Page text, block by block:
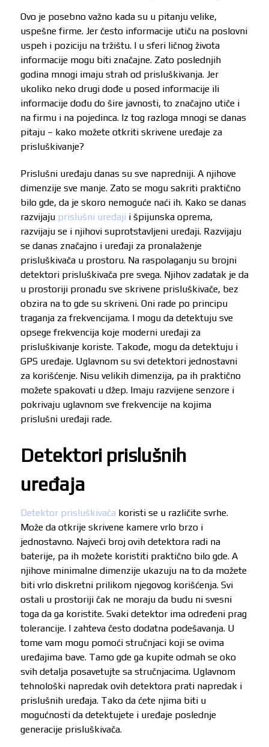
Ovo je posebno važno kada su u pitanju velike,
uspešne firme. Jer često informacije utiču na poslovni
uspeh i poziciju na tržištu. I u sferi ličnog života
informacije mogu biti značajne. Zato poslednjih
godina mnogi imaju strah od prisluškivanja. Jer
ukoliko neko drugi dođe u posed informacije ili
informacije dođu do šire javnosti, to značajno utiče i
na firmu i na pojedinca. Iz tog razloga mnogi se danas
pitaju – kako možete otkriti skrivene uređaje za
prisluškivanje?
Prislušni uređaju danas su sve napredniji. A njihove
dimenzije sve manje. Zato se mogu sakriti praktično
bilo gde, da je skoro nemoguće naći ih. Kako se danas
razvijaju prislušni uređaji i špijunska oprema,
razvijaju se i njihovi suprotstavljeni uređaji. Razvijaju
se danas značajno i uređaji za pronalaženje
prisluškivača u prostoru. Na raspolaganju su brojni
detektori prisluškivača pre svega. Njihov zadatak je da
u prostoriji pronađu sve skrivene prisluškivače, bez
obzira na to gde su skriveni. Oni rade po principu
traganja za frekvencijama. I mogu da detektuju sve
opsege frekvencija koje moderni uređaji za
prisluškivanje koriste. Takođe, mogu da detektuju i
GPS uređaje. Uglavnom su svi detektori jednostavni
za korišćenje. Nisu velikih dimenzija, pa ih praktično
možete spakovati u džep. Imaju razvijene senzore i
pokrivaju uglavnom sve frekvencije na kojima
prislušni uređaji rade.
Detektori prislušnih
uređaja
Detektor prisluškivača koristi se u različite svrhe.
Može da otkrije skrivene kamere vrlo brzo i
jednostavno. Najveći broj ovih detektora radi na
baterije, pa ih možete koristiti praktično bilo gde. A
njihove minimalne dimenzije ukazuju na to da možete
biti vrlo diskretni prilikom njegovog korišćenja. Svi
ostali u prostoriji čak ne moraju da budu ni svesni
toga da ga koristite. Svaki detektor ima određeni prag
tolerancije. I zahteva često dodatna podešavanja. U
tome vam mogu pomoći stručnjaci koji se ovima
uređajima bave. Tamo gde ga kupite odmah se oko
svih detalja posavetujte sa stručnjacima. Uglavnom
tehnološki napredak ovih detektora prati napredak i
prislušnih uređaja. Tako da ćete njima biti u
mogućnosti da detektujete i uređaje poslednje
generacije prisluškivača.